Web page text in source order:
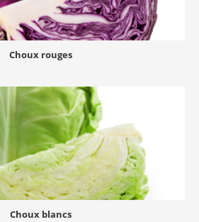
Choux rouges
Choux blancs